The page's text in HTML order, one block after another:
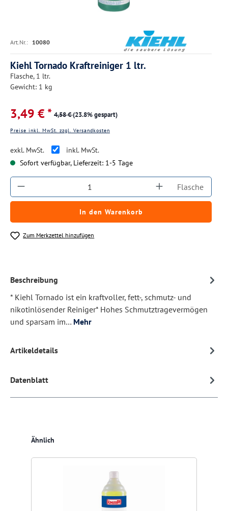
Art.Nr.: 10080
Kiehl Tornado Kraftreiniger 1 ltr.
Flasche, 1 ltr.
Gewicht: 1 kg
3,49 € * 4,58 €(23.8% gespart)
Preise inkl. MwSt. zzgl. Versandkosten
exkl. MwSt.
inkl. MwSt.
Sofort verfügbar, Lieferzeit: 1-5 Tage
Produkt Anzahl: Gib den gewünschten
Flasche
In den Warenkorb
Zum Merkzettel hinzufügen
Beschreibung
* Kiehl Tornado ist ein kraftvoller, fett-, schmutz- und
nikotinlösender Reiniger* Hohes Schmutztragevermögen
und sparsam im… Mehr
Artikeldetails
Datenblatt
Produktgalerie überspringen
Ähnlich